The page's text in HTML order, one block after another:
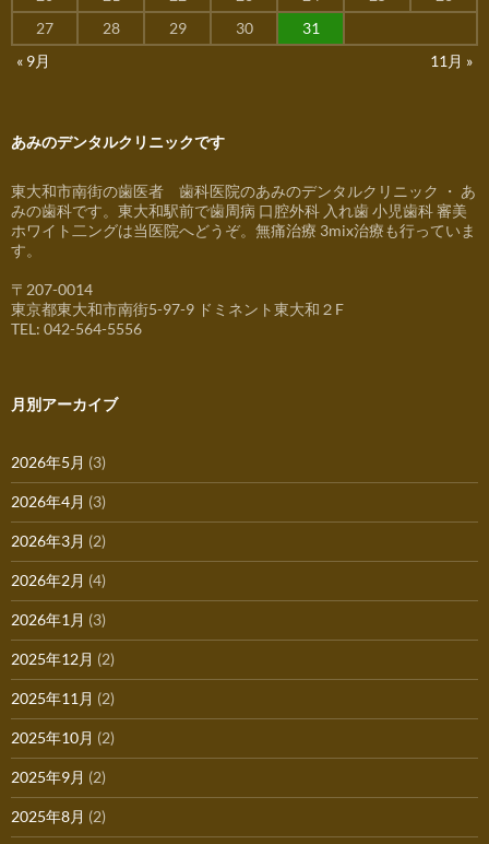
27
28 29 30
31
« 9月
11月 »
あみのデンタルクリニックです
東大和市南街の歯医者 歯科医院のあみのデンタルクリニック ・ あ
みの歯科です。東大和駅前で歯周病 口腔外科 入れ歯 小児歯科 審美
ホワイト二ングは当医院へどうぞ。無痛治療 3mix治療も行っていま
す。
〒207-0014
東京都東大和市南街5-97-9 ドミネント東大和２F
TEL: 042-564-5556
月別アーカイブ
2026年5月 (3)
2026年4月 (3)
2026年3月 (2)
2026年2月 (4)
2026年1月 (3)
2025年12月 (2)
2025年11月 (2)
2025年10月 (2)
2025年9月 (2)
2025年8月 (2)